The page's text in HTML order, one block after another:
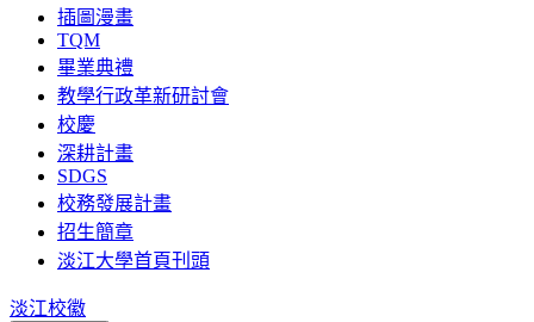
插圖漫畫
TQM
畢業典禮
教學行政革新研討會
校慶
深耕計畫
SDGS
校務發展計畫
招生簡章
淡江大學首頁刊頭
淡江校徽